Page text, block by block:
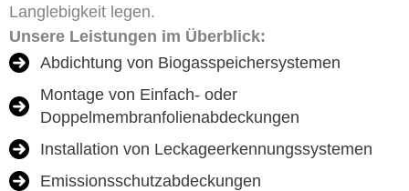
Langlebigkeit legen.
Unsere Leistungen im Überblick:
Abdichtung von Biogasspeichersystemen
Montage von Einfach- oder
Doppelmembranfolienabdeckungen
Installation von Leckageerkennungssystemen
Emissionsschutzabdeckungen